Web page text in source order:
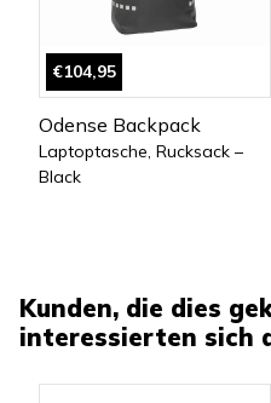
€104,95
Odense Backpack
Laptoptasche, Rucksack –
Black
Kunden, die dies
interessierten sich